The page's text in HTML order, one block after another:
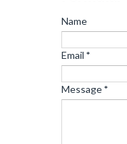
Name
Email *
Message*